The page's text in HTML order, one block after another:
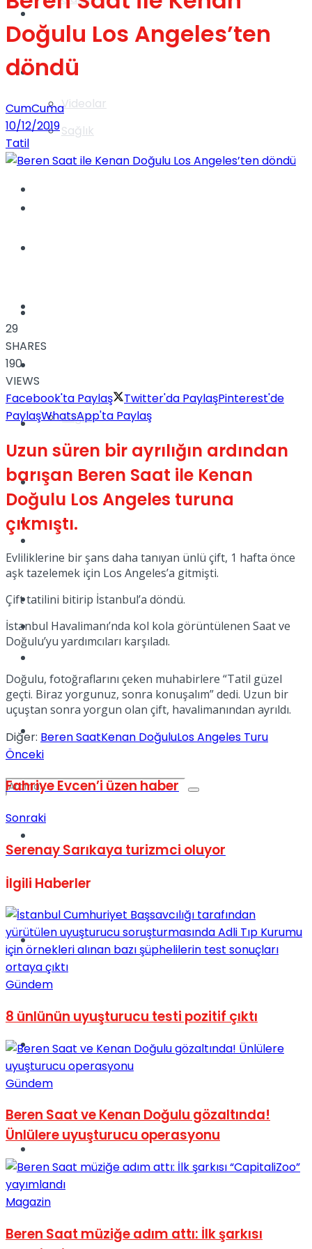
Videolar
Sağlık
TV
Kadınca
Dünya
Müzik
Sinema
Gündem
Yaşam
Sağlık
Müzik
Sinema
Spor
No Result
View All Result
Doğulu Los Angeles’ten
döndü
CumCuma
10/12/2019
Tatil
29
SHARES
190
VIEWS
Facebook'ta Paylaş
Twitter'da PaylaşPinterest'de
PaylaşWhatsApp'ta Paylaş
Uzun süren bir ayrılığın ardından
barışan Beren Saat ile Kenan
Doğulu Los Angeles turuna
çıkmıştı.
Evliliklerine bir şans daha tanıyan ünlü çift, 1 hafta önce
aşk tazelemek için Los Angeles’a gitmişti.
Çift tatilini bitirip İstanbul’a döndü.
İstanbul Havalimanı’nda kol kola görüntülenen Saat ve
Doğulu’yu yardımcıları karşıladı.
Doğulu, fotoğraflarını çeken muhabirlere “Tatil güzel
geçti. Biraz yorgunuz, sonra konuşalım” dedi. Uzun bir
uçuştan sonra yorgun olan çift, havalimanından ayrıldı.
Diğer: Beren SaatKenan DoğuluLos Angeles Turu
Önceki
Fahriye Evcen’i üzen haber
Sonraki
Serenay Sarıkaya turizmci oluyor
İlgili Haberler
Gündem
8 ünlünün uyuşturucu testi pozitif çıktı
Gündem
Beren Saat ve Kenan Doğulu gözaltında!
Ünlülere uyuşturucu operasyonu
Magazin
Beren Saat müziğe adım attı: İlk şarkısı